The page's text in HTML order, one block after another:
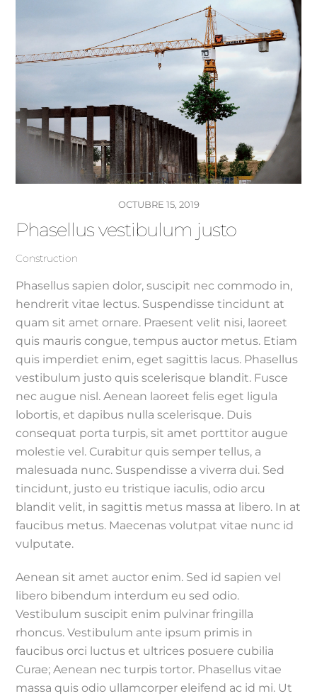
OCTUBRE 15, 2019
Phasellus vestibulum justo
Construction
Phasellus sapien dolor, suscipit nec commodo in,
hendrerit vitae lectus. Suspendisse tincidunt at
quam sit amet ornare. Praesent velit nisi, laoreet
quis mauris congue, tempus auctor metus. Etiam
quis imperdiet enim, eget sagittis lacus. Phasellus
vestibulum justo quis scelerisque blandit. Fusce
nec augue nisl. Aenean laoreet felis eget ligula
lobortis, et dapibus nulla scelerisque. Duis
consequat porta turpis, sit amet porttitor augue
molestie vel. Curabitur quis semper tellus, a
malesuada nunc. Suspendisse a viverra dui. Sed
tincidunt, justo eu tristique iaculis, odio arcu
blandit velit, in sagittis metus massa at libero. In at
faucibus metus. Maecenas volutpat vitae nunc id
vulputate.
Aenean sit amet auctor enim. Sed id sapien vel
libero bibendum interdum eu sed odio.
Vestibulum suscipit enim pulvinar fringilla
rhoncus. Vestibulum ante ipsum primis in
faucibus orci luctus et ultrices posuere cubilia
Curae; Aenean nec turpis tortor. Phasellus vitae
massa quis odio ullamcorper eleifend ac id mi. Ut